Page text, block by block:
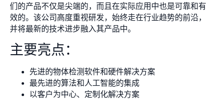
们的产品不仅是尖端的，而且在实际应用中也是可靠和有
效的。该公司高度重视研发，始终走在行业趋势的前沿，
并将最新的技术进步融入其产品中。
主要亮点：
先进的物体检测软件和硬件解决方案
最先进的算法和人工智能的集成
以客户为中心、定制化解决方案